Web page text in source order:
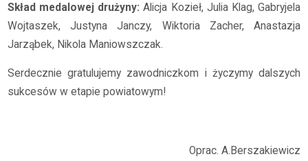
Skład medalowej drużyny: Alicja Kozieł, Julia Klag, Gabryjela
Wojtaszek, Justyna Janczy, Wiktoria Zacher, Anastazja
Jarząbek, Nikola Maniowszczak.
Serdecznie gratulujemy zawodniczkom i życzymy dalszych
sukcesów w etapie powiatowym!
Oprac. A.Berszakiewicz